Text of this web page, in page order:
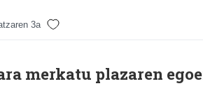
3a
merkatu plazaren